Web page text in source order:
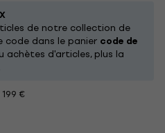
de notre collection de
code dans le panier code de
achètes d'articles, plus la
€